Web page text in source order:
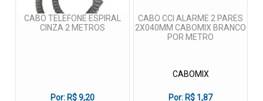
CABO TELEFONE ESPIRAL
CINZA 2 METROS
Por: R$ 9,20
CABO CCI ALARME 2 PARES
2X040MM CABOMIX BRANCO
POR METRO
CABOMIX
Por: R$ 1,87